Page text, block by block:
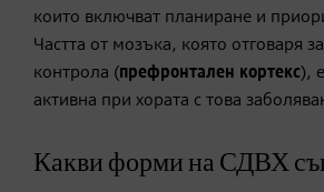
които включват планиране и
Частта от мозъка, която отговаря
контрола (префронтален кортекс),
активна при хората с това
Какви форми на СДВХ